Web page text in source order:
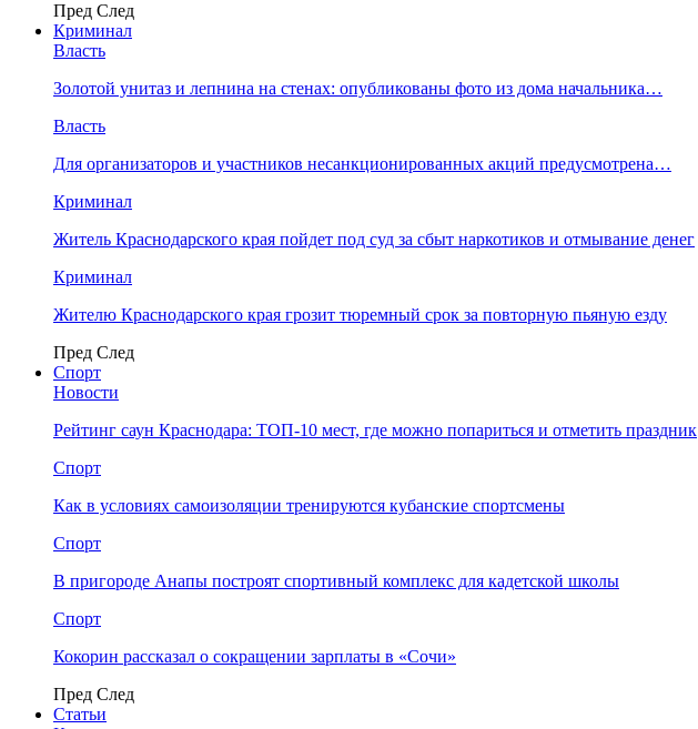
Пред След
Криминал
Власть
​Золотой унитаз и лепнина на стенах: опубликованы фото из дома начальника…
Власть
Для организаторов и участников несанкционированных акций предусмотрена…
Криминал
Житель Краснодарского края пойдет под суд за сбыт наркотиков и отмывание денег
Криминал
Жителю Краснодарского края грозит тюремный срок за повторную пьяную езду
Пред След
Спорт
Новости
Рейтинг саун Краснодара: ТОП-10 мест, где можно попариться и отметить праздник
Спорт
Как в условиях самоизоляции тренируются кубанские спортсмены
Спорт
В пригороде Анапы построят спортивный комплекс для кадетской школы
Спорт
Кокорин рассказал о сокращении зарплаты в «Сочи»
Пред След
Статьи